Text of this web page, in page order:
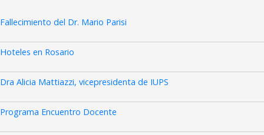
Fallecimiento del Dr. Mario Parisi
Hoteles en Rosario
Dra Alicia Mattiazzi, vicepresidenta de IUPS
Programa Encuentro Docente